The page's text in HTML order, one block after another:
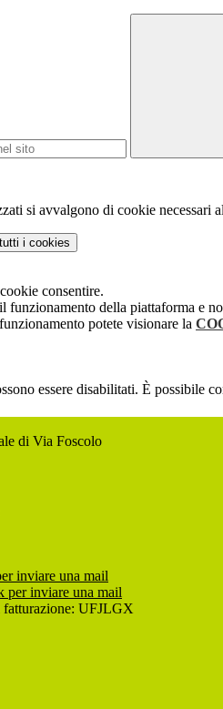
si avvalgono di cookie necessari
i cookies
consentire.
funzionamento della piattaforma e
potete visionare la
essere disabilitati. È possibile
di Via Foscolo
inviare una mail
per inviare una mail
UFJLGX